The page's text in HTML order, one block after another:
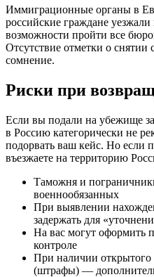
Иммиграционные органы в
российские граждане
возможности пройти все
Отсутствие отметки о снятии
сомнение.
Риски при
Если вы подали на убежище
в Россию категорически не
подорвать ваш кейс. Но если
въезжаете на территорию
Таможня и
военнообязанных
При выявлении
задержать для
На вас могут оформить
контроле
При наличии открытого
(штрафы) —